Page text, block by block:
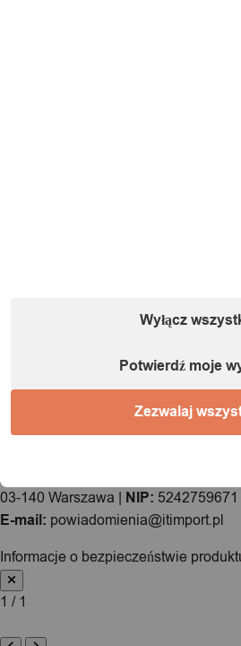
Informacje o podmiocie
z dyrektywą GPSR):
Nazwa:
03-140 Warszawa | NIP: 5242759671
E-mail: powiadomienia@itimport.pl
Informacje o bezpieczeństwie
1 / 1
Wyłącz
Potwierdź moje
Zezwalaj